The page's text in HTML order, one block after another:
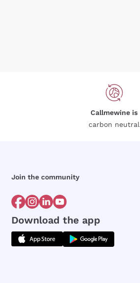
Callmewine is
carbon neutral
Join the community
Download the app